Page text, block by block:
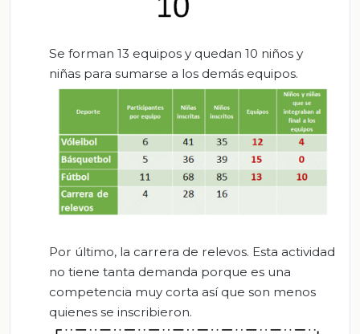
Se forman 13 equipos y quedan 10 niños y
niñas para sumarse a los demás equipos.
Por último, la carrera de relevos. Esta actividad
no tiene tanta demanda porque es una
competencia muy corta así que son menos
quienes se inscribieron.